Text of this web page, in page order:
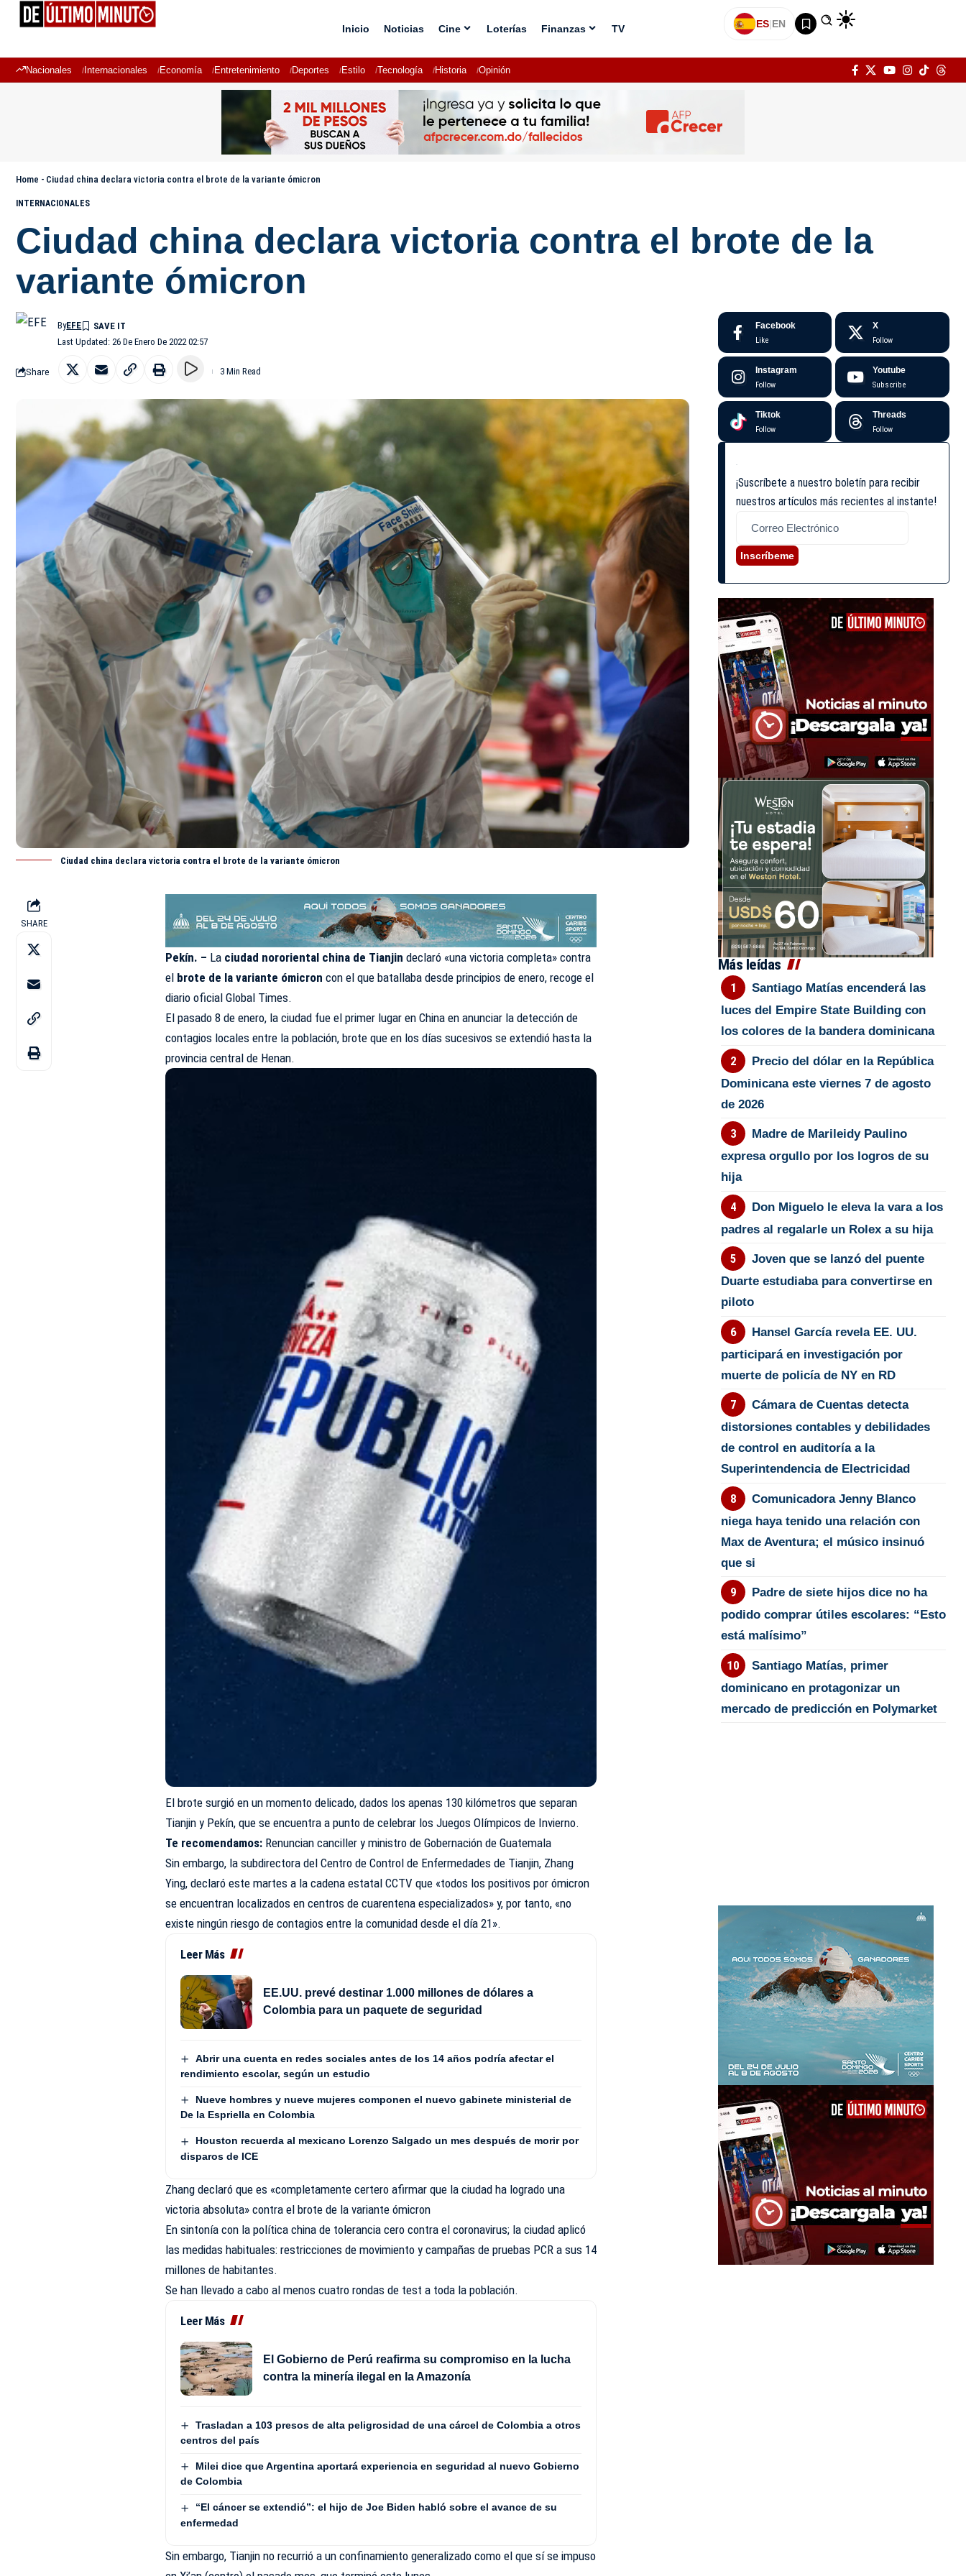
Inicio Noticias Cine Loterías Finanzas TV ES|EN
Nacionales Internacionales Economía Entretenimiento Deportes Estilo Tecnología Historia Opinión
Home - Ciudad china declara victoria contra el brote de la variante ómicron
INTERNACIONALES
Ciudad china declara victoria contra el brote de la
variante ómicron
Last Updated: 26 De Enero De 2022 02:57
ByEFE
Share 3 Min Read
Ciudad china declara victoria contra el brote de la variante ómicron
SHARE
Pekín. – La ciudad nororiental china de Tianjindeclaró «una victoria completa» contra
el brote de la variante ómicron con el que batallaba desde principios de enero, recoge el
diariooficial Global Times.
El pasado 8 de enero, la ciudad fue el primer lugar en China en anunciar la detección de
contagios locales entre la población, brote que en los días sucesivos se extendió hasta la
provincia central de Henan.
El brote surgió en un momento delicado, dados los apenas 130 kilómetros que separan
Tianjin y Pekín, que se encuentra a punto de celebrar los Juegos Olímpicos de Invierno.
Te recomendamos: Renuncian canciller y ministro de Gobernación de Guatemala
Sin embargo, la subdirectora del Centro de Control de Enfermedades de Tianjin, Zhang
Ying, declaró este martes a la cadena estatal CCTV que «todos los positivos por ómicron
se encuentran localizados en centros de cuarentena especializados» y, por tanto, «no
existe ningún riesgo de contagios entre la comunidad desde el día 21».
Leer Más
EE.UU. prevé destinar 1.000 millones de dólares a
Colombia para un paquete de seguridad
Abrir una cuenta en redes sociales antes de los 14 años podría afectar el
rendimiento escolar, según un estudio
Nueve hombres y nueve mujeres componen el nuevo gabinete ministerial de
De la Espriella en Colombia
Houston recuerda al mexicano Lorenzo Salgado un mes después de morir por
disparos de ICE
Zhang declaró que es «completamente certero afirmar que la ciudad ha logrado una
victoria absoluta» contra el brote de la variante ómicron
En sintonía con la política china de tolerancia cero contra el coronavirus; la ciudad aplicó
las medidas habituales: restricciones de movimiento y campañas de pruebas PCR a sus 14
millones de habitantes.
Se han llevado a cabo al menos cuatro rondas de test a toda la población.
Leer Más
El Gobierno de Perú reafirma su compromiso en la lucha
contra la minería ilegal en la Amazonía
Trasladan a 103 presos de alta peligrosidad de una cárcel de Colombia a otros
centros del país
Milei dice que Argentina aportará experiencia en seguridad al nuevo Gobierno
de Colombia
“El cáncer se extendió”: el hijo de Joe Biden habló sobre el avance de su
enfermedad
Sin embargo, Tianjin no recurrió a un confinamiento generalizado como el que sí se impuso
Facebook
Like
X
Follow
Instagram
Follow
Youtube
Subscribe
Tiktok
Follow
Threads
Follow
¡Suscríbete a nuestro boletín para recibir
nuestros artículos más recientes al instante!
Inscríbeme
Más leídas
Santiago Matías encenderá las
luces del Empire State Building con
los colores de la bandera dominicana
Precio del dólar en la República
Dominicana este viernes 7 de agosto
de 2026
Madre de Marileidy Paulino
expresa orgullo por los logros de su
hija
Don Miguelo le eleva la vara a los
padres al regalarle un Rolex a su hija
Joven que se lanzó del puente
Duarte estudiaba para convertirse en
piloto
Hansel García revela EE. UU.
participará en investigación por
muerte de policía de NY en RD
Cámara de Cuentas detecta
distorsiones contables y debilidades
de control en auditoría a la
Superintendencia de Electricidad
Comunicadora Jenny Blanco
niega haya tenido una relación con
Max de Aventura; el músico insinuó
que si
Padre de siete hijos dice no ha
podido comprar útiles escolares: “Esto
está malísimo”
Santiago Matías, primer
dominicano en protagonizar un
mercado de predicción en Polymarket